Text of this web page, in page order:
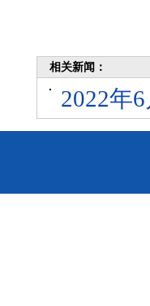
相关新闻：
2022年